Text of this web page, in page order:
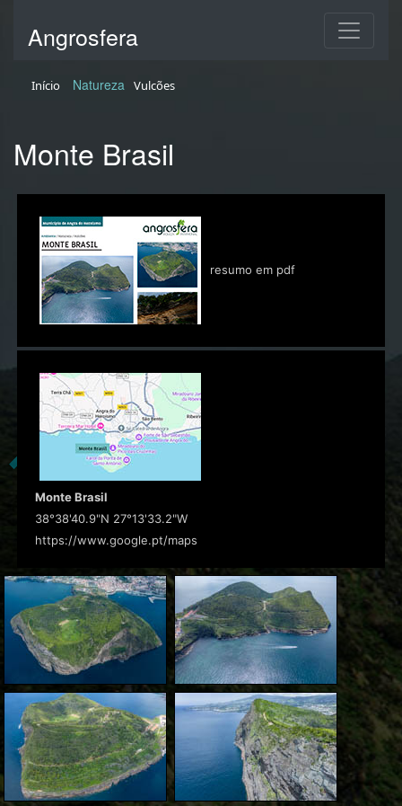
Angrosfera
Início Natureza Vulcões
Monte Brasil
resumo em pdf
Monte Brasil
38°38'40.9"N 27°13'33.2"W
https://www.google.pt/maps